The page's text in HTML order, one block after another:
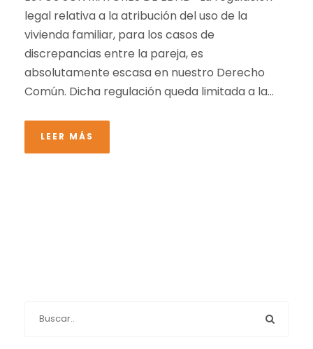
legal relativa a la atribución del uso de la
vivienda familiar, para los casos de
discrepancias entre la pareja, es
absolutamente escasa en nuestro Derecho
Común. Dicha regulación queda limitada a la...
LEER MÁS